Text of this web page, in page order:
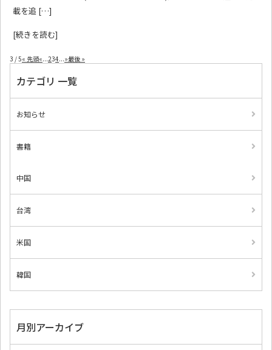
載を追 […]
[続きを読む]
3 / 5« 先頭«...234...»最後 »
カテゴリ 一覧
お知らせ
書籍
中国
台湾
米国
韓国
月別アーカイブ